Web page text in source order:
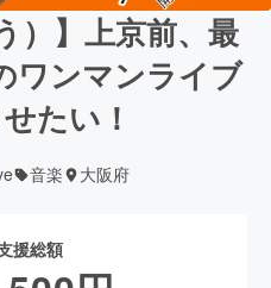
）】上京前、最
ワンマンライブ
たい！
音楽 大阪府
援総額